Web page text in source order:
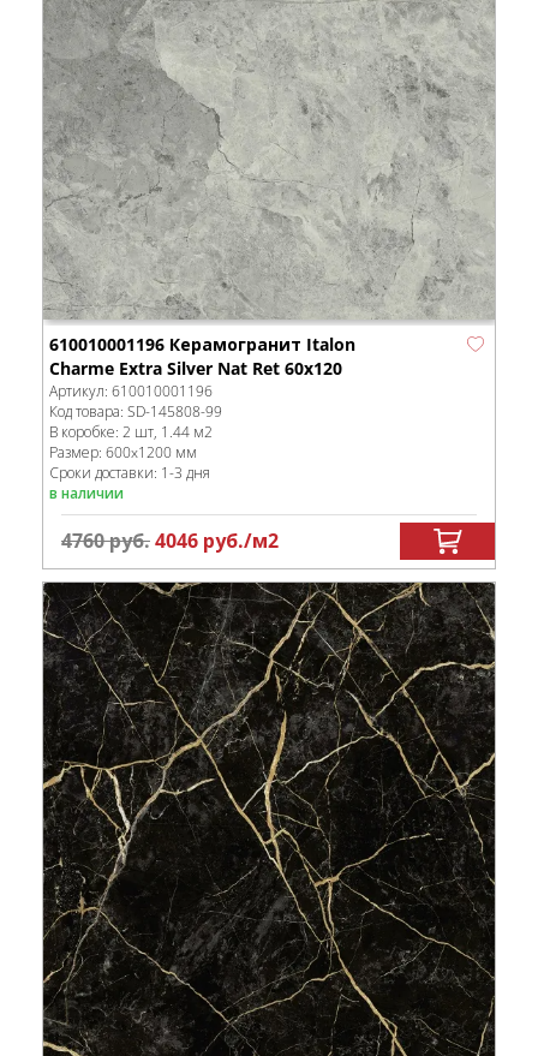
610010001196 Керамогранит Italon
Charme Extra Silver Nat Ret 60x120
Артикул: 610010001196
Код товара: SD-145808-99
В коробке: 2 шт, 1.44 м2
Размер: 600x1200 мм
Сроки доставки: 1-3 дня
в наличии
4760руб.4046 руб./м2